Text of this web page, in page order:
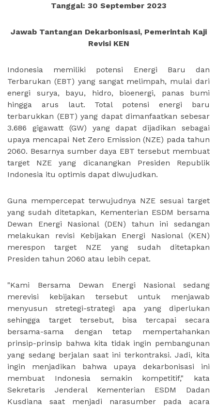
Tanggal: 30 September 2023
Jawab Tantangan Dekarbonisasi, Pemerintah Kaji
Revisi KEN
Indonesia memiliki potensi Energi Baru dan
Terbarukan (EBT) yang sangat melimpah, mulai dari
energi surya, bayu, hidro, bioenergi, panas bumi
hingga arus laut. Total potensi energi baru
terbarukkan (EBT) yang dapat dimanfaatkan sebesar
3.686 gigawatt (GW) yang dapat dijadikan sebagai
upaya mencapai Net Zero Emission (NZE) pada tahun
2060. Besarnya sumber daya EBT tersebut membuat
target NZE yang dicanangkan Presiden Republik
Indonesia itu optimis dapat diwujudkan.
Guna mempercepat terwujudnya NZE sesuai target
yang sudah ditetapkan, Kementerian ESDM bersama
Dewan Energi Nasional (DEN) tahun ini sedangan
melakukan revisi Kebijakan Energi Nasional (KEN)
merespon target NZE yang sudah ditetapkan
Presiden tahun 2060 atau lebih cepat.
"Kami Bersama Dewan Energi Nasional sedang
merevisi kebijakan tersebut untuk menjawab
menyusun stretegi-strategi apa yang diperlukan
sehingga target tersebut, bisa tercapai secara
bersama-sama dengan tetap mempertahankan
prinsip-prinsip bahwa kita tidak ingin pembangunan
yang sedang berjalan saat ini terkontraksi. Jadi, kita
ingin menjadikan bahwa upaya dekarbonisasi ini
membuat Indonesia semakin kompetitif," kata
Sekretaris Jenderal Kementerian ESDM Dadan
Kusdiana saat menjadi narasumber pada acara